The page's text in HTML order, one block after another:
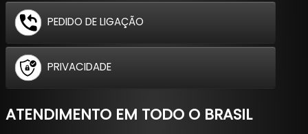
PEDIDO DE LIGAÇÃO
PRIVACIDADE
ATENDIMENTO EM TODO O BRASIL